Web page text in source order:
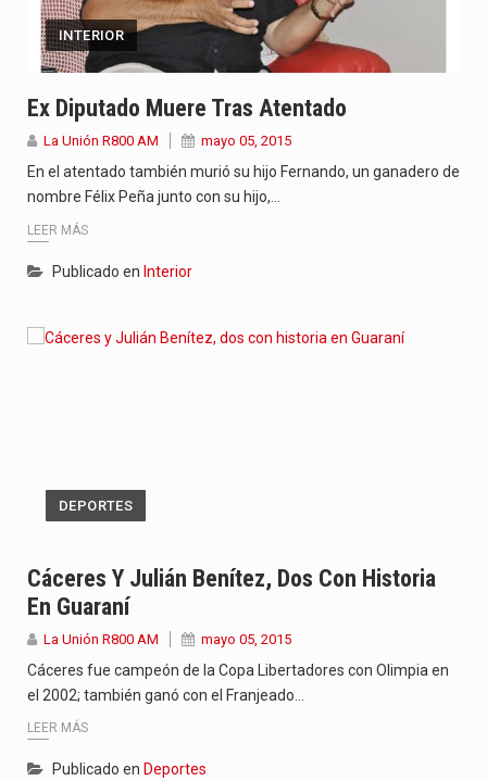
INTERIOR
Ex Diputado Muere Tras Atentado
La Unión R800 AM mayo 05, 2015
En el atentado también murió su hijo Fernando, un ganadero de
nombre Félix Peña junto con su hijo,…
LEER MÁS
Publicado en Interior
DEPORTES
Cáceres Y Julián Benítez, Dos Con Historia
En Guaraní
La Unión R800 AM mayo 05, 2015
Cáceres fue campeón de la Copa Libertadores con Olimpia en
el 2002; también ganó con el Franjeado…
LEER MÁS
Publicado en Deportes